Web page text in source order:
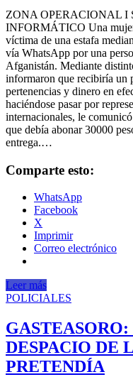
ZONA OPERACIONAL I
INFORMÁTICO Una
víctima de una estafa
vía WhatsApp por una
Afganistán. Mediante
informaron que recibiría un
pertenencias y dinero en
haciéndose pasar por
internacionales, le
que debía abonar 30000
entrega.…
Comparte esto:
WhatsApp
Facebook
X
Imprimir
Correo electrónico
Leer más
POLICIALES
DESPACIO DE
PRETENDÍA